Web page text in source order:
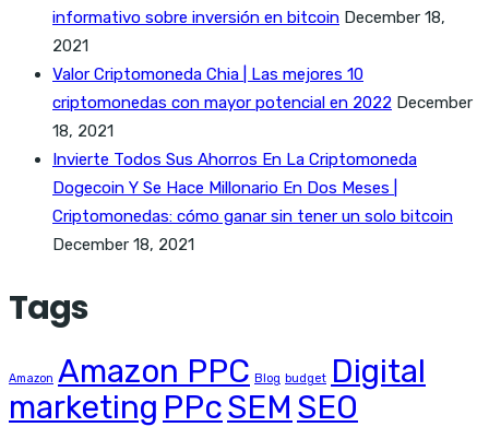
informativo sobre inversión en bitcoin December 18,
2021
Valor Criptomoneda Chia | Las mejores 10
criptomonedas con mayor potencial en 2022 December
18, 2021
Invierte Todos Sus Ahorros En La Criptomoneda
Dogecoin Y Se Hace Millonario En Dos Meses |
Criptomonedas: cómo ganar sin tener un solo bitcoin
December 18, 2021
Tags
Amazon Amazon PPC Blog budget Digital
marketing PPcSEM SEO